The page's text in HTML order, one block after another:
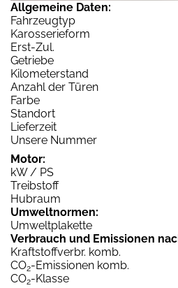
Allgemeine Daten:
Fahrzeugtyp
Karosserieform
Erst-Zul.
Getriebe
Kilometerstand
Anzahl der Türen
Farbe
Standort
Lieferzeit
Unsere Nummer
Motor:
kW / PS
Treibstoff
Hubraum
Umweltnormen:
Umweltplakette
Verbrauch und Emissionen
Kraftstoffverbr. komb.
CO2-Emissionen komb.
CO2-Klasse